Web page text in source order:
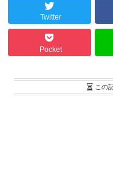
Twitter
Pocket
この